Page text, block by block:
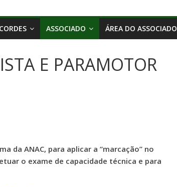
ASSOCIADO ÁREA DO ASSOCIADO
E PARAMOTOR
da ANAC, para aplicar a “marcação” no
o exame de capacidade técnica e para